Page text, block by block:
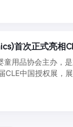
首次正式亮相
童用品协会主办，
CLE中国授权展，